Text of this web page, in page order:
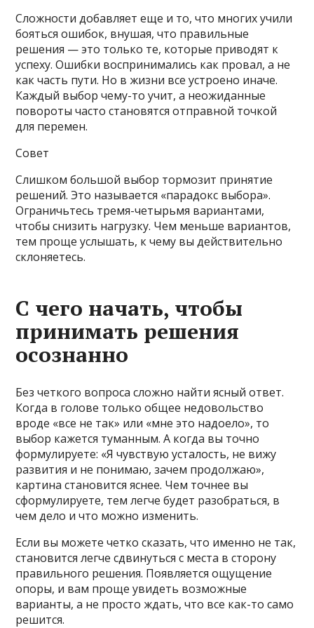
Сложности добавляет еще и то, что многих учили
бояться ошибок, внушая, что правильные
решения — это только те, которые приводят к
успеху. Ошибки воспринимались как провал, а не
как часть пути. Но в жизни все устроено иначе.
Каждый выбор чему-то учит, а неожиданные
повороты часто становятся отправной точкой
для перемен.
Совет
Слишком большой выбор тормозит принятие
решений. Это называется «парадокс выбора».
Ограничьтесь тремя-четырьмя вариантами,
чтобы снизить нагрузку. Чем меньше вариантов,
тем проще услышать, к чему вы действительно
склоняетесь.
С чего начать, чтобы
принимать решения
осознанно
Без четкого вопроса сложно найти ясный ответ.
Когда в голове только общее недовольство
вроде «все не так» или «мне это надоело», то
выбор кажется туманным. А когда вы точно
формулируете: «Я чувствую усталость, не вижу
развития и не понимаю, зачем продолжаю»,
картина становится яснее. Чем точнее вы
сформулируете, тем легче будет разобраться, в
чем дело и что можно изменить.
Если вы можете четко сказать, что именно не так,
становится легче сдвинуться с места в сторону
правильного решения. Появляется ощущение
опоры, и вам проще увидеть возможные
варианты, а не просто ждать, что все как-то само
решится.